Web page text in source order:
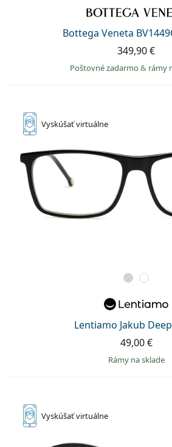
Bottega Veneta
349,90 €
Poštovné zadarmo& rámy
Vyskúšaťvirtuálne
Lentiamo Jakub
49,00 €
rámy na sklade
Vyskúšaťvirtuálne